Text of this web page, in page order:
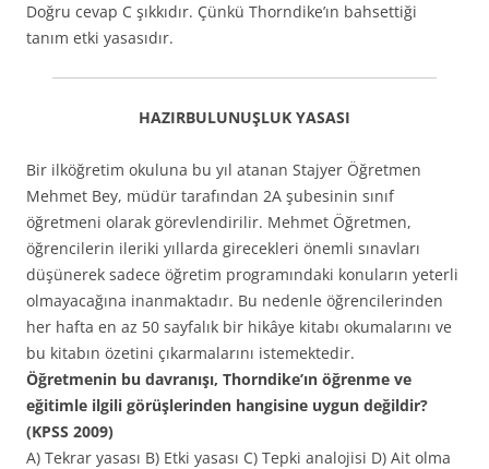
Doğru cevap C şıkkıdır. Çünkü Thorndike’ın bahsettiği
tanım etki yasasıdır.
HAZIRBULUNUŞLUK YASASI
Bir ilköğretim okuluna bu yıl atanan Stajyer Öğretmen
Mehmet Bey, müdür tarafından 2A şubesinin sınıf
öğretmeni olarak görevlendirilir. Mehmet Öğretmen,
öğrencilerin ileriki yıllarda girecekleri önemli sınavları
düşünerek sadece öğretim programındaki konuların yeterli
olmayacağına inanmaktadır. Bu nedenle öğrencilerinden
her hafta en az 50 sayfalık bir hikâye kitabı okumalarını ve
bu kitabın özetini çıkarmalarını istemektedir.
Öğretmenin bu davranışı, Thorndike’ın öğrenme ve
eğitimle ilgili görüşlerinden hangisine uygun değildir?
(KPSS 2009)
A) Tekrar yasası B) Etki yasası C) Tepki analojisi D) Ait olma